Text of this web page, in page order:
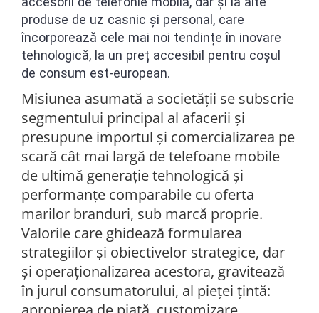
produse de uz casnic și personal, care
încorporează cele mai noi tendințe în inovare
tehnologică, la un preț accesibil pentru coșul
de consum est-european.
Misiunea asumată a societății se subscrie
segmentului principal al afacerii și
presupune importul și comercializarea pe
scară cât mai largă de telefoane mobile
de ultimă generație tehnologică și
performanțe comparabile cu oferta
marilor branduri, sub marcă proprie.
Valorile care ghidează formularea
strategiilor și obiectivelor strategice, dar
și operaționalizarea acestora, gravitează
în jurul consumatorului, al pieței țintă: